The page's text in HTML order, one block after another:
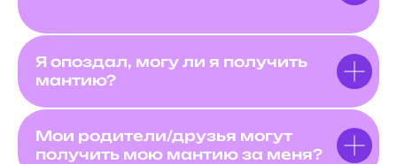
Я опоздал, могу ли я получить
мантию?
Мои родители/друзья могут
получить мою мантию за меня?